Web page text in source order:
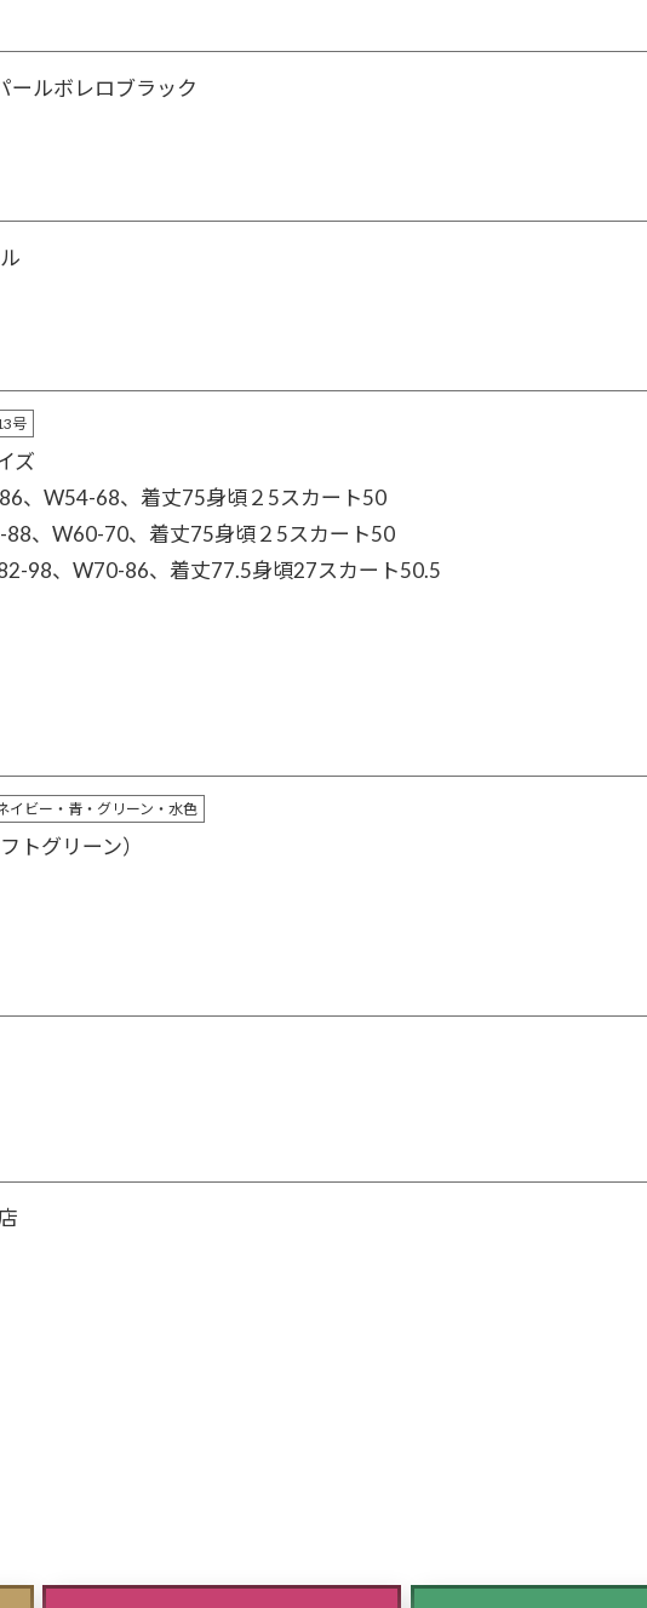
ールボレロブラック
号
ズ
、W54-68、着丈75身頃２5スカート50
88、W60-70、着丈75身頃２5スカート50
98、W70-86、着丈77.5身頃27スカート50.5
イビー・青・グリーン・水色
トグリーン）